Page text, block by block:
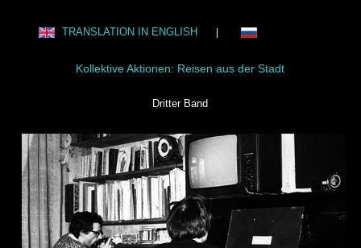
TRANSLATION IN ENGLISH
Kollektive Aktionen: Reisen aus der Stadt
Dritter Band